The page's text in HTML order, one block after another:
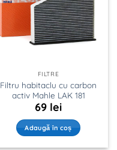
FILTRE
Filtru habitaclu cu carbon
activ Mahle LAK 181
69 lei
Adaugă în coș